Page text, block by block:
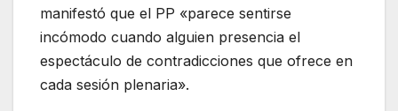
manifestó que el PP «parece sentirse
incómodo cuando alguien presencia el
espectáculo de contradicciones que ofrece en
cada sesión plenaria».